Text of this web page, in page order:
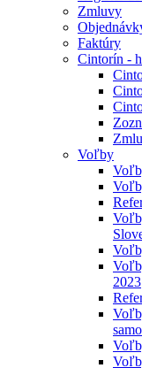
Zmluvy
Faktúry
Cintorín -
Voľby
2023